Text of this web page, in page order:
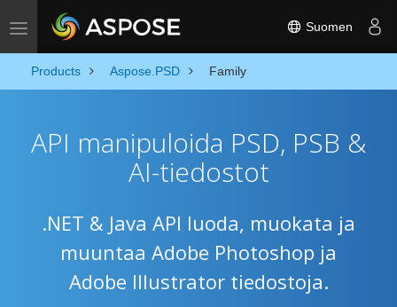
Toggle navigation Suomen
Products Aspose.PSD Family
API manipuloida PSD, PSB &
AI-tiedostot
.NET & Java API luoda, muokata ja
muuntaa Adobe Photoshop ja
Adobe Illustrator tiedostoja.